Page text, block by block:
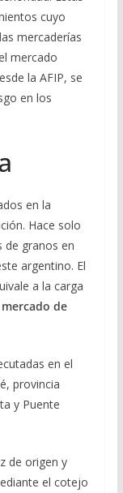
cuyo
mercaderías
mercado
la AFIP, se
en los
en la
Hace solo
de granos en
argentino. El
a la carga
de
en el
provincia
y Puente
de origen y
el cotejo